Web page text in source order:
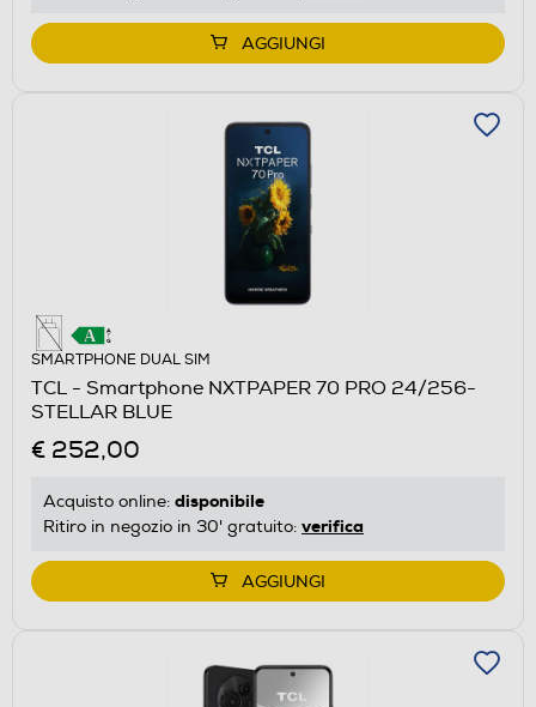
AGGIUNGI
SMARTPHONE DUAL SIM
TCL - Smartphone NXTPAPER 70 PRO 24/256-
STELLAR BLUE
€ 252,00
Acquisto online: disponibile
Ritiro in negozio in 30' gratuito: verifica
AGGIUNGI